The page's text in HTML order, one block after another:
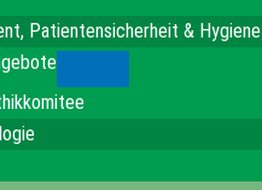
Patientensicherheit & Hygiene